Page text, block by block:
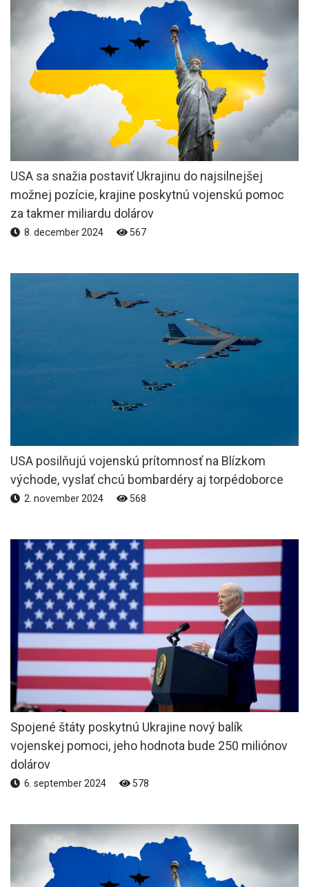
USA sa snažia postaviť Ukrajinu do najsilnejšej
možnej pozície, krajine poskytnú vojenskú pomoc
za takmer miliardu dolárov
8. december 2024 567
USA posilňujú vojenskú prítomnosť na Blízkom
východe, vyslať chcú bombardéry aj torpédoborce
2. november 2024 568
Spojené štáty poskytnú Ukrajine nový balík
vojenskej pomoci, jeho hodnota bude 250 miliónov
dolárov
6. september 2024 578